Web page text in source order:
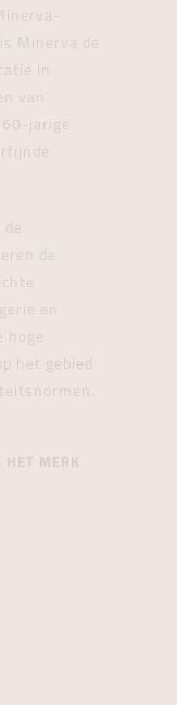
Minerva de
in
van
jarige
de
en
het gebied
HET MERK